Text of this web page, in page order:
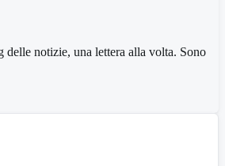
delle notizie, una lettera alla volta. Sono